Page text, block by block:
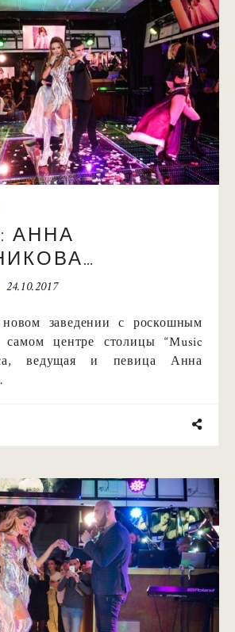
АННА
НОВЫЙ
24.10.2017
заведении с роскошным
самом центре столицы “Music
ведущая и певица Анна